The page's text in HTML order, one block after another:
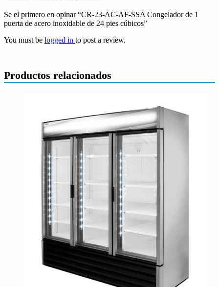
Se el primero en opinar “CR-23-AC-AF-SSA Congelador de 1
puerta de acero inoxidable de 24 pies cúbicos”
You must be logged in to post a review.
Productos relacionados